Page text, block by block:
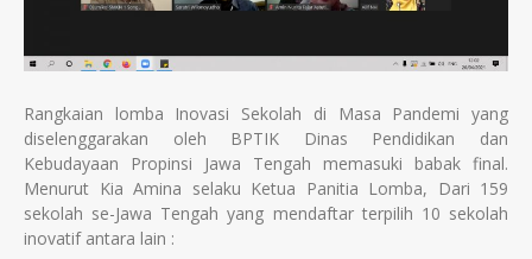
Rangkaian lomba Inovasi Sekolah di Masa Pandemi yang
diselenggarakan oleh BPTIK Dinas Pendidikan dan
Kebudayaan Propinsi Jawa Tengah memasuki babak final.
Menurut Kia Amina selaku Ketua Panitia Lomba, Dari 159
sekolah se-Jawa Tengah yang mendaftar terpilih 10 sekolah
inovatif antara lain :